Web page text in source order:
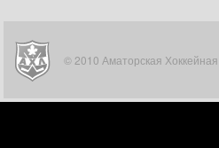
© 2010 Аматорская